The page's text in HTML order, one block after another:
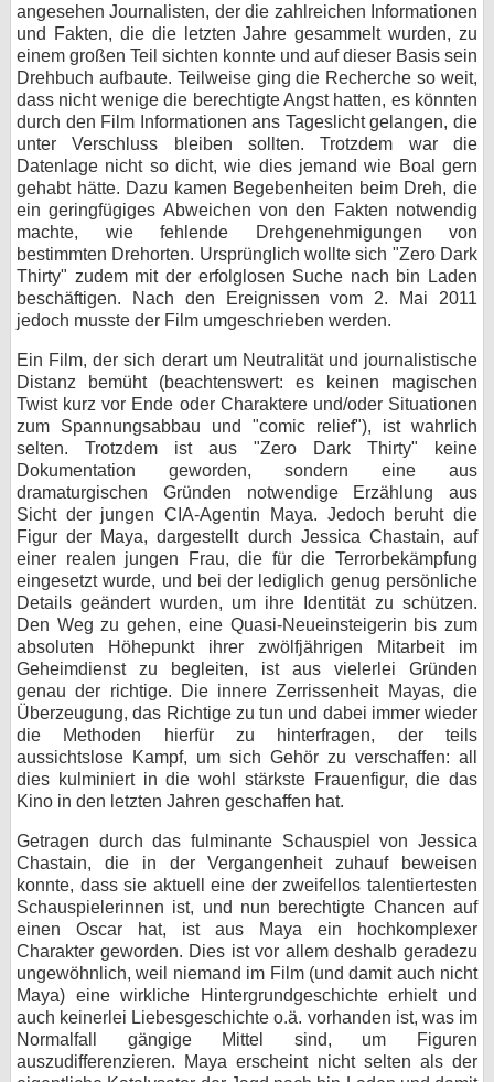
angesehen Journalisten, der die zahlreichen Informationen
und Fakten, die die letzten Jahre gesammelt wurden, zu
einem großen Teil sichten konnte und auf dieser Basis sein
Drehbuch aufbaute. Teilweise ging die Recherche so weit,
dass nicht wenige die berechtigte Angst hatten, es könnten
durch den Film Informationen ans Tageslicht gelangen, die
unter Verschluss bleiben sollten. Trotzdem war die
Datenlage nicht so dicht, wie dies jemand wie Boal gern
gehabt hätte. Dazu kamen Begebenheiten beim Dreh, die
ein geringfügiges Abweichen von den Fakten notwendig
machte, wie fehlende Drehgenehmigungen von
bestimmten Drehorten. Ursprünglich wollte sich "Zero Dark
Thirty" zudem mit der erfolglosen Suche nach bin Laden
beschäftigen. Nach den Ereignissen vom 2. Mai 2011
jedoch musste der Film umgeschrieben werden.
Ein Film, der sich derart um Neutralität und journalistische
Distanz bemüht (beachtenswert: es keinen magischen
Twist kurz vor Ende oder Charaktere und/oder Situationen
zum Spannungsabbau und "comic relief"), ist wahrlich
selten. Trotzdem ist aus "Zero Dark Thirty" keine
Dokumentation geworden, sondern eine aus
dramaturgischen Gründen notwendige Erzählung aus
Sicht der jungen CIA-Agentin Maya. Jedoch beruht die
Figur der Maya, dargestellt durch Jessica Chastain, auf
einer realen jungen Frau, die für die Terrorbekämpfung
eingesetzt wurde, und bei der lediglich genug persönliche
Details geändert wurden, um ihre Identität zu schützen.
Den Weg zu gehen, eine Quasi-Neueinsteigerin bis zum
absoluten Höhepunkt ihrer zwölfjährigen Mitarbeit im
Geheimdienst zu begleiten, ist aus vielerlei Gründen
genau der richtige. Die innere Zerrissenheit Mayas, die
Überzeugung, das Richtige zu tun und dabei immer wieder
die Methoden hierfür zu hinterfragen, der teils
aussichtslose Kampf, um sich Gehör zu verschaffen: all
dies kulminiert in die wohl stärkste Frauenfigur, die das
Kino in den letzten Jahren geschaffen hat.
Getragen durch das fulminante Schauspiel von Jessica
Chastain, die in der Vergangenheit zuhauf beweisen
konnte, dass sie aktuell eine der zweifellos talentiertesten
Schauspielerinnen ist, und nun berechtigte Chancen auf
einen Oscar hat, ist aus Maya ein hochkomplexer
Charakter geworden. Dies ist vor allem deshalb geradezu
ungewöhnlich, weil niemand im Film (und damit auch nicht
Maya) eine wirkliche Hintergrundgeschichte erhielt und
auch keinerlei Liebesgeschichte o.ä. vorhanden ist, was im
Normalfall gängige Mittel sind, um Figuren
auszudifferenzieren. Maya erscheint nicht selten als der